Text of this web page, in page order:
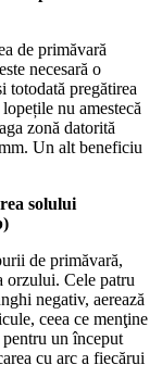
de primăvară
necesară o
totodată pregătirea
nu amestecă
zonă datorită
Un alt beneficiu
solului
de primăvară,
orzului. Cele patru
negativ, aerează
ceea ce menţine
un început
cu arc a fiecărui